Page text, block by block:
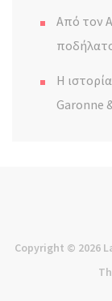
Από τον
Η
Garonne
Copyright © 2026